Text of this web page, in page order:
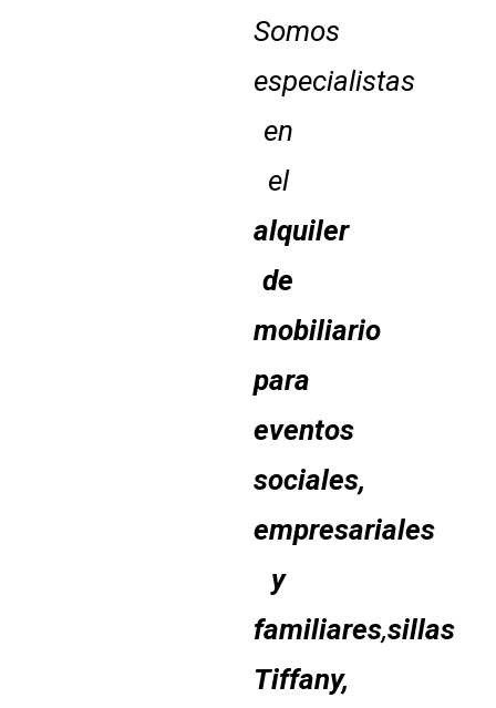
Somos
especialistas
en
el
alquiler
de
mobiliario
para
eventos
sociales,
empresariales
y
familiares,sillas
Tiffany,